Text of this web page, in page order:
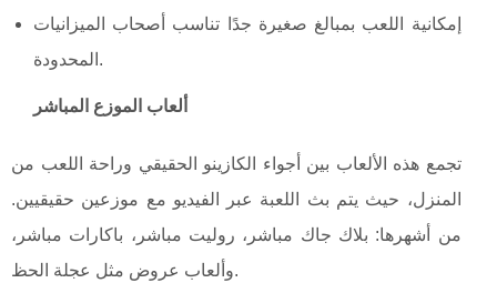
إمكانية اللعب بمبالغ صغيرة جدًا تناسب أصحاب الميزانيات
المحدودة.
ألعاب الموزع المباشر
تجمع هذه الألعاب بين أجواء الكازينو الحقيقي وراحة اللعب من
المنزل، حيث يتم بث اللعبة عبر الفيديو مع موزعين حقيقيين.
من أشهرها: بلاك جاك مباشر، روليت مباشر، باكارات مباشر،
وألعاب عروض مثل عجلة الحظ.